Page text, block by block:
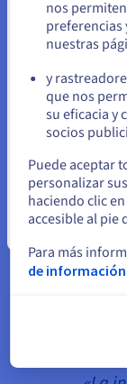
las cuales
internos.
La
una
(«Horizontal
posible
los
Finalmente,
integrados
nos
preferencias
nuestras
y
que nos
su eficacia y
socios
Puede aceptar
personalizar
haciendo clic
accesible al pie
Para más
de información